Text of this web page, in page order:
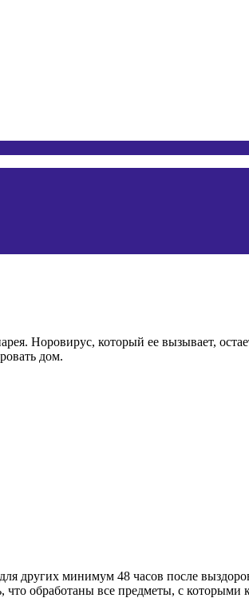
который ее вызывает,
дом.
других минимум 48 часов после
обработаны все предметы, с которыми